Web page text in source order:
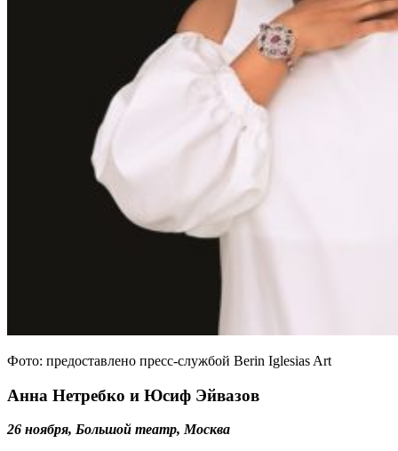
Фото: предоставлено пресс-службой Berin Iglesias Art
Анна Нетребко и Юсиф Эйвазов
26 ноября, Большой театр, Москва